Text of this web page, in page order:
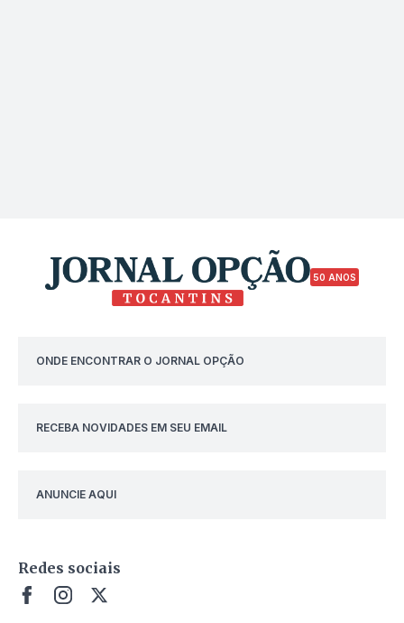
50 ANOS
ONDE ENCONTRAR O JORNAL OPÇÃO
RECEBA NOVIDADES EM SEU EMAIL
ANUNCIE AQUI
Redes sociais